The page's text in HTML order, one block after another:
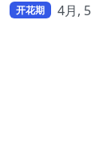
开花期 4月,